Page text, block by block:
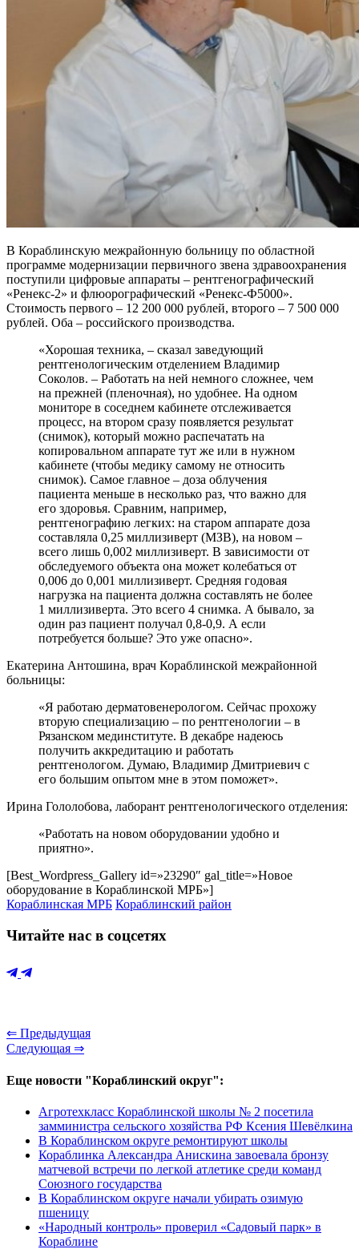
В Кораблинскую межрайонную больницу по областной
программе модернизации первичного звена здравоохранения
поступили цифровые аппараты – рентгенографический
«Ренекс-2» и флюорографический «Ренекс-Ф5000».
Стоимость первого – 12 200 000 рублей, второго – 7 500 000
рублей. Оба – российского производства.
«Хорошая техника, – сказал заведующий
рентгенологическим отделением Владимир
Соколов. – Работать на ней немного сложнее, чем
на прежней (пленочная), но удобнее. На одном
мониторе в соседнем кабинете отслеживается
процесс, на втором сразу появляется результат
(снимок), который можно распечатать на
копировальном аппарате тут же или в нужном
кабинете (чтобы медику самому не относить
снимок). Самое главное – доза облучения
пациента меньше в несколько раз, что важно для
его здоровья. Сравним, например,
рентгенографию легких: на старом аппарате доза
составляла 0,25 миллизиверт (МЗВ), на новом –
всего лишь 0,002 миллизиверт. В зависимости от
обследуемого объекта она может колебаться от
0,006 до 0,001 миллизиверт. Средняя годовая
нагрузка на пациента должна составлять не более
1 миллизиверта. Это всего 4 снимка. А бывало, за
один раз пациент получал 0,8-0,9. А если
потребуется больше? Это уже опасно».
Екатерина Антошина, врач Кораблинской межрайонной
больницы:
«Я работаю дерматовенерологом. Сейчас прохожу
вторую специализацию – по рентгенологии – в
Рязанском мединституте. В декабре надеюсь
получить аккредитацию и работать
рентгенологом. Думаю, Владимир Дмитриевич с
его большим опытом мне в этом поможет».
Ирина Гололобова, лаборант рентгенологического отделения:
«Работать на новом оборудовании удобно и
приятно».
[Best_Wordpress_Gallery id=»23290″ gal_title=»Новое
оборудование в Кораблинской МРБ»]
Кораблинская МРБ Кораблинский район
Читайте нас в соцсетях
⇐ Предыдущая
Следующая ⇒
Еще новости "Кораблинский округ":
Агротехкласс Кораблинской школы № 2 посетила
замминистра сельского хозяйства РФ Ксения Шевёлкина
В Кораблинском округе ремонтируют школы
Кораблинка Александра Анискина завоевала бронзу
матчевой встречи по легкой атлетике среди команд
Союзного государства
В Кораблинском округе начали убирать озимую
пшеницу
«Народный контроль» проверил «Садовый парк» в
Кораблине